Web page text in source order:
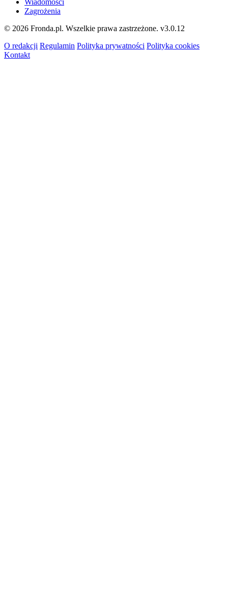
Zagrożenia
© 2026 Fronda.pl. Wszelkie prawa zastrzeżone. v3.0.12
O redakcji Regulamin Polityka prywatności Polityka cookies
Kontakt